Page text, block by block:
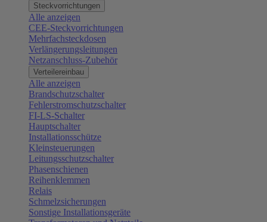
Steckvorrichtungen
Alle anzeigen
CEE-Steckvorrichtungen
Mehrfachsteckdosen
Verlängerungsleitungen
Netzanschluss-Zubehör
Verteilereinbau
Alle anzeigen
Brandschutzschalter
Fehlerstromschutzschalter
FI-LS-Schalter
Hauptschalter
Installationsschütze
Kleinsteuerungen
Leitungsschutzschalter
Phasenschienen
Reihenklemmen
Relais
Schmelzsicherungen
Sonstige Installationsgeräte